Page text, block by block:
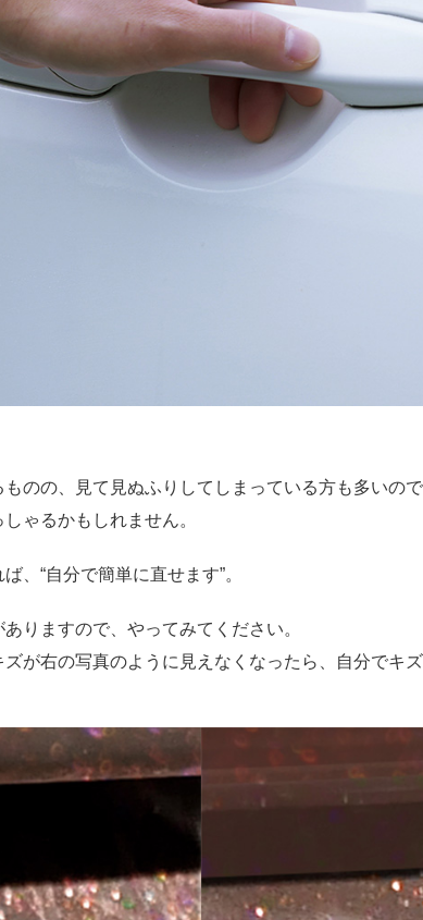
のの、見て見ぬふりしてしまっている方も多いので
ゃるかもしれません。
、“自分で簡単に直せます”。
りますので、やってみてください。
が右の写真のように見えなくなったら、自分でキ